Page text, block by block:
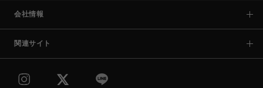
会社情報
関連サイト